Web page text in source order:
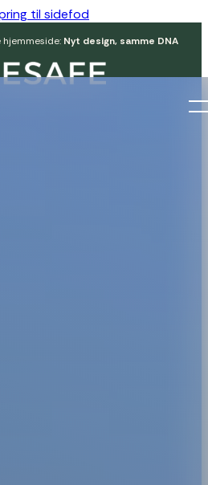
til sidefod
hjemmeside: Nyt design, samme DNA